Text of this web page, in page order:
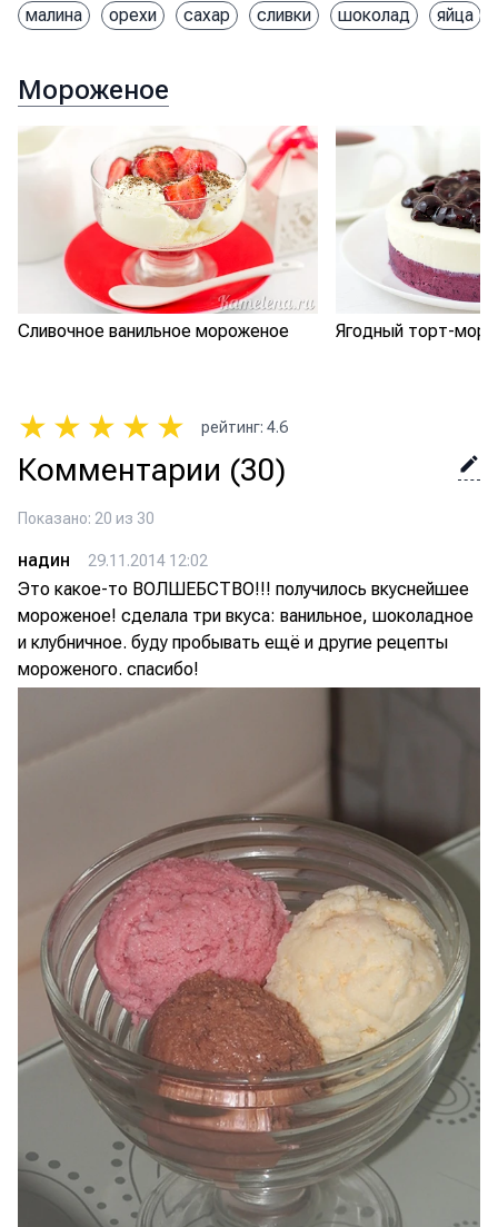
малина орехи сахар сливки шоколад яйца
Мороженое
Сливочное ванильное мороженое Ягодный торт-
★ ★ ★ ★ ★ рейтинг: 4.6
Комментарии (30)
Показано: 20 из 30
надин 29.11.2014 12:02
Это какое-то ВОЛШЕБСТВО!!! получилось вкуснейшее
мороженое! сделала три вкуса: ванильное, шоколадное
и клубничное. буду пробывать ещё и другие рецепты
мороженого. спасибо!